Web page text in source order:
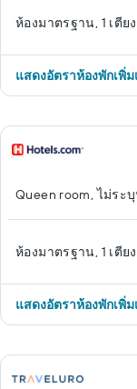
ห้องมาตรฐาน, 1 เตีย
แสดงอัตราห้องพักเพิ่
Queen room, ไม่ระ
ห้องมาตรฐาน, 1 เตีย
แสดงอัตราห้องพักเพิ่ม